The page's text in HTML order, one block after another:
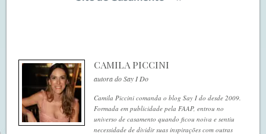
CAMILA PICCINI
autora do Say I Do
Camila Piccini comanda o blog Say I do desde 2009.
Formada em publicidade pela FAAP, entrou no
universo de casamento quando ficou noiva e sentiu
necessidade de dividir suas inspirações com outras